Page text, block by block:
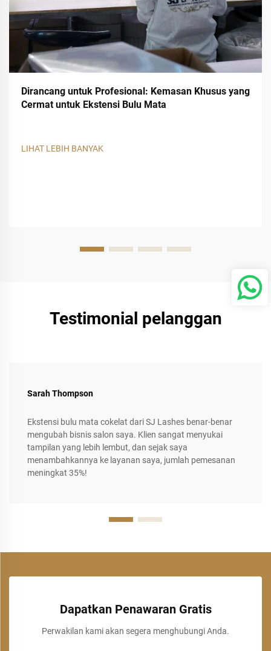
Dirancang untuk Profesional: Kemasan Khusus yang
Cermat untuk Ekstensi Bulu Mata
LIHAT LEBIH BANYAK
Testimonial pelanggan
Sarah Thompson
Ekstensi bulu mata cokelat dari SJ Lashes benar-benar
mengubah bisnis salon saya. Klien sangat menyukai
tampilan yang lebih lembut, dan sejak saya
menambahkannya ke layanan saya, jumlah pemesanan
meningkat 35%!
Dapatkan Penawaran Gratis
Perwakilan kami akan segera menghubungi Anda.